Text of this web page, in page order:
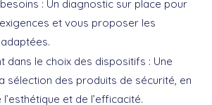
: Un diagnostic sur place pour
et vous proposer les
dans le choix des dispositifs : Une
sélection des produits de sécurité, en
et de l’efficacité.